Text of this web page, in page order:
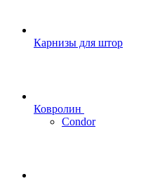
Карнизы для штор
Ковролин
Condor